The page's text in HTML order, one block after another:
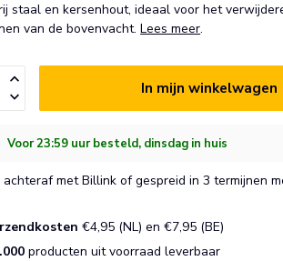
staal en kersenhout, ideaal voor het
van de bovenvacht.Lees meer.
In mijn winkelwagen
Voor 23:59 uur besteld, dinsdag in huis
met Billink of gespreid in 3 termijnen
€4,95 (NL) en €7,95 (BE)
producten uit voorraad leverbaar